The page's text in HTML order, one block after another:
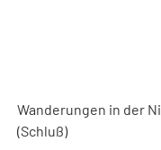
Wanderungen in der
(Schluß)